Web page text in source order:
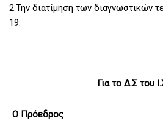
2.Την διατίμηση των διαγνωστικών
19.
Για το Δ.Σ του
Ο Πρόεδρος Ο